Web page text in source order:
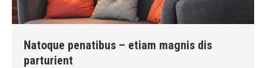
Natoque penatibus – etiam magnis dis
parturient